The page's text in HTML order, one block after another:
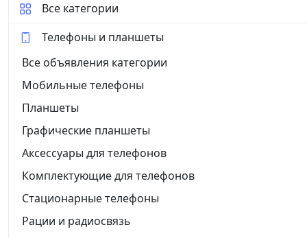
Все категории
Телефоны и планшеты
Все объявления категории
Мобильные телефоны
Планшеты
Графические планшеты
Аксессуары для телефонов
Комплектующие для телефонов
Стационарные телефоны
Рации и радиосвязь